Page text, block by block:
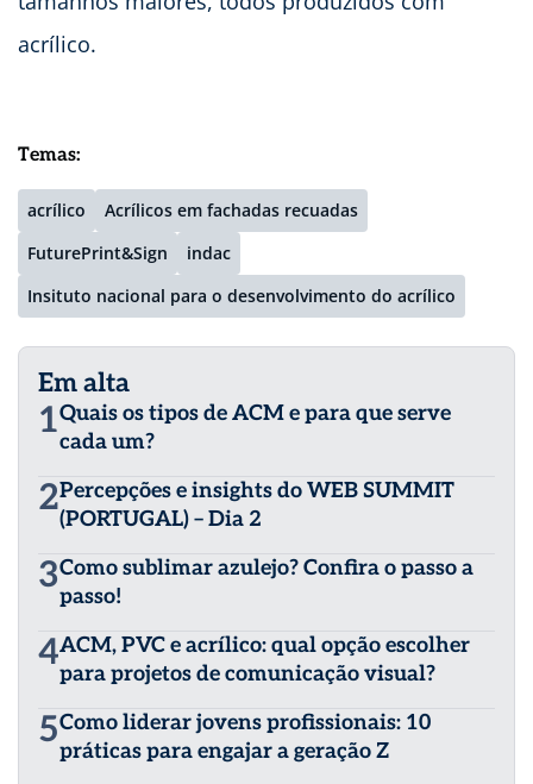
acrílico.
Temas:
acrílico
Acrílicos em fachadas recuadas
FuturePrint&Sign
indac
Insituto nacional para o desenvolvimento do acrílico
Em alta
1Quais os tipos de ACM e para que serve
cada um?
2Percepções e insights do WEB SUMMIT
(PORTUGAL) – Dia 2
3Como sublimar azulejo? Confira o passo a
passo!
4ACM, PVC e acrílico: qual opção escolher
para projetos de comunicação visual?
5Como liderar jovens profissionais: 10
práticas para engajar a geração Z